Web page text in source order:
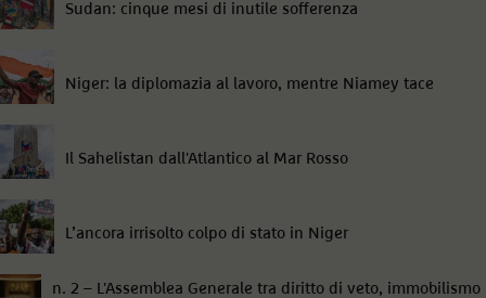
Sudan: cinque mesi di inutile sofferenza
Niger: la diplomazia al lavoro, mentre Niamey tace
Il Sahelistan dall'Atlantico al Mar Rosso
L’ancora irrisolto colpo di stato in Niger
n. 2 – L'Assemblea Generale tra diritto di veto, immobilismo